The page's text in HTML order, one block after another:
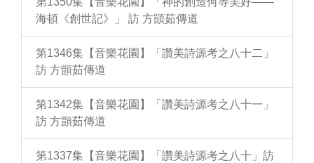
海頓《創世記》」 訪 方顗茹傳道
第1346集【音樂花園】「讚美詩源考之八十二」
訪 方顗茹傳道
第1342集【音樂花園】「讚美詩源考之八十一」
訪 方顗茹傳道
第1337集【音樂花園】「讚美詩源考之八十」訪